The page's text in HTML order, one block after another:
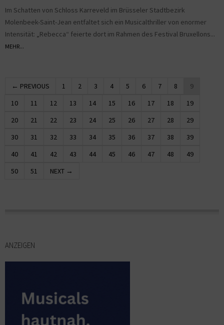
Im Schatten von Schloss Karreveld im Brüsseler Stadtbezirk
Molenbeek-Saint-Jean entfaltet sich ein Musicalthriller von enormer
Intensität: „Rebecca“ feierte dort im Rahmen des Festival Bruxellons...
MEHR...
← PREVIOUS 1 2 3 4 5 6 7 8
9
10
11 12 13 14 15 16 17 18
19
20
21 22 23 24 25 26 27 28
29
30
31 32 33 34 35 36 37 38
39
40
41 42 43 44 45 46 47 48
49
50
51 NEXT →
ANZEIGEN